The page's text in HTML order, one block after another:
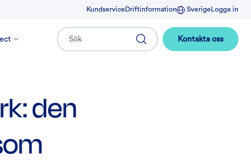
Kundservice Driftinformation Sverige Logga in
Kontakta oss
den